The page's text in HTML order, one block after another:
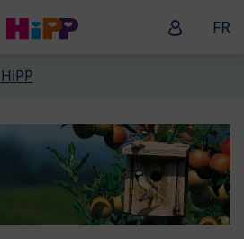
HiPP FR